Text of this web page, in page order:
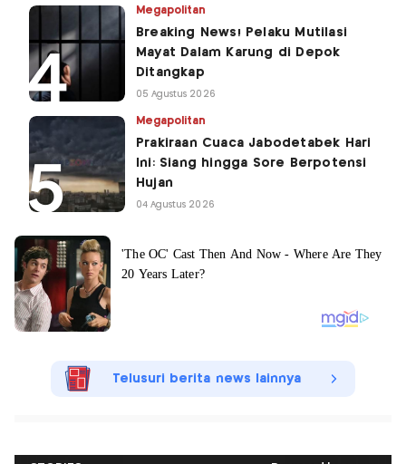
Megapolitan
Breaking News! Pelaku Mutilasi
Mayat Dalam Karung di Depok
Ditangkap
05 Agustus 2026
Megapolitan
Prakiraan Cuaca Jabodetabek Hari
Ini: Siang hingga Sore Berpotensi
Hujan
04 Agustus 2026
Telusuri berita news lainnya